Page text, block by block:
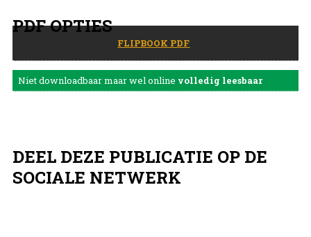
PDF OPTIES
FLIPBOOK PDF
Niet downloadbaar maar wel online volledig leesbaar
DEEL DEZE PUBLICATIE OP DE
SOCIALE NETWERK